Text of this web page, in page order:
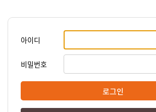
아이디
비밀번호
로그인